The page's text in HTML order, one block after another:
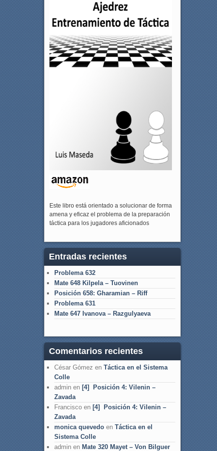
Este libro está orientado a solucionar de forma
amena y eficaz el problema de la preparación
táctica para los jugadores aficionados
Entradas recientes
Problema 632
Mate 648 Kilpela – Tuovinen
Posición 658: Gharamian – Riff
Problema 631
Mate 647 Ivanova – Razgulyaeva
Comentarios recientes
César Gómez en Táctica en el Sistema
Colle
adminen [4] Posición 4: Vilenin –
Zavada
Franciscoen [4] Posición 4: Vilenin –
Zavada
monica quevedoen Táctica en el
Sistema Colle
adminen Mate 320 Mayet – Von Bilguer